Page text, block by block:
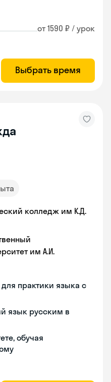
от 1590 ₽ / урок
Выбрать время
колледж им К.Д.
им А.И.
практики языка с
язык русским в
обучая